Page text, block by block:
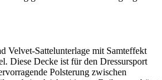
Velvet-Sattelunterlage mit Samteffekt
Diese Decke ist für den Dressursport
Polsterung zwischen